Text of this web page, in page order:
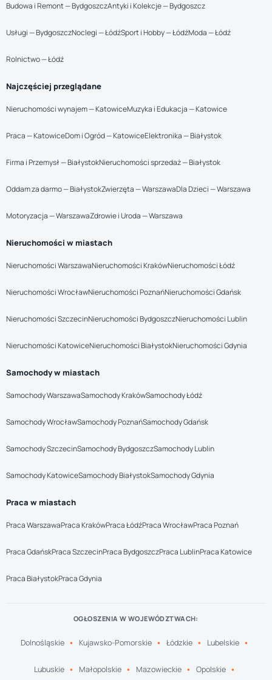
Budowa i Remont — BydgoszczAntyki i Kolekcje — Bydgoszcz
Usługi — BydgoszczNoclegi — ŁódźSport i Hobby — ŁódźModa — Łódź
Rolnictwo — Łódź
Najczęściej przeglądane
Nieruchomości wynajem — KatowiceMuzyka i Edukacja — Katowice
Praca — KatowiceDom i Ogród — KatowiceElektronika — Białystok
Firma i Przemysł — BiałystokNieruchomości sprzedaż — Białystok
Oddam za darmo — BiałystokZwierzęta — WarszawaDla Dzieci — Warszawa
Motoryzacja — WarszawaZdrowie i Uroda — Warszawa
Nieruchomości w miastach
Nieruchomości WarszawaNieruchomości KrakówNieruchomości Łódź
Nieruchomości WrocławNieruchomości PoznańNieruchomości Gdańsk
Nieruchomości SzczecinNieruchomości BydgoszczNieruchomości Lublin
Nieruchomości KatowiceNieruchomości BiałystokNieruchomości Gdynia
Samochody w miastach
Samochody WarszawaSamochody KrakówSamochody Łódź
Samochody WrocławSamochody PoznańSamochody Gdańsk
Samochody SzczecinSamochody BydgoszczSamochody Lublin
Samochody KatowiceSamochody BiałystokSamochody Gdynia
Praca w miastach
Praca WarszawaPraca KrakówPraca ŁódźPraca WrocławPraca Poznań
Praca GdańskPraca SzczecinPraca BydgoszczPraca LublinPraca Katowice
Praca BiałystokPraca Gdynia
OGŁOSZENIA W WOJEWÓDZTWACH:
Dolnośląskie Kujawsko-Pomorskie Łódzkie Lubelskie
Lubuskie Małopolskie Mazowieckie Opolskie